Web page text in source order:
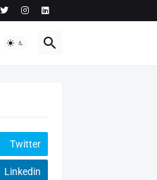
Twitter
Linkedin